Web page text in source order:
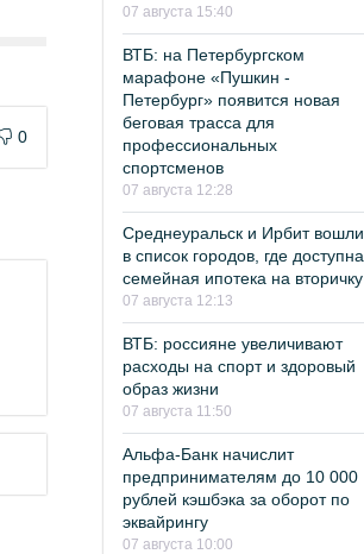
0
07 августа 15:40
ВТБ: на Петербургском
марафоне «Пушкин -
Петербург» появится новая
беговая трасса для
профессиональных
спортсменов
07 августа 12:28
Среднеуральск и Ирбит вошли
в список городов, где доступна
семейная ипотека на вторичку
07 августа 12:13
ВТБ: россияне увеличивают
расходы на спорт и здоровый
образ жизни
07 августа 11:50
Альфа-Банк начислит
предпринимателям до 10 000
рублей кэшбэка за оборот по
эквайрингу
07 августа 10:00